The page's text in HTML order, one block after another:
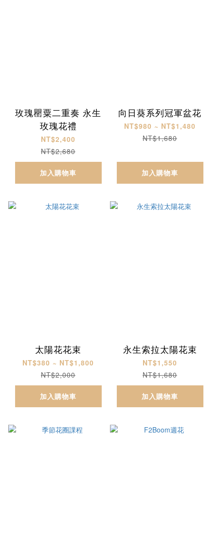
玫瑰罌粟二重奏 永生
玫瑰花禮
NT$2,400
NT$2,680
加入購物車
向日葵系列冠軍盆花
NT$980 ~ NT$1,480
NT$1,680
加入購物車
太陽花花束
NT$380 ~ NT$1,800
NT$2,000
加入購物車
永生索拉太陽花束
NT$1,550
NT$1,680
加入購物車